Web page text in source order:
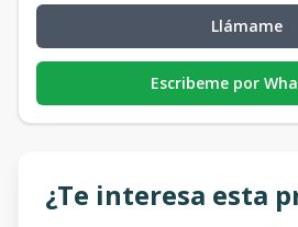
Llámame
Escribeme por
¿Te interesa esta